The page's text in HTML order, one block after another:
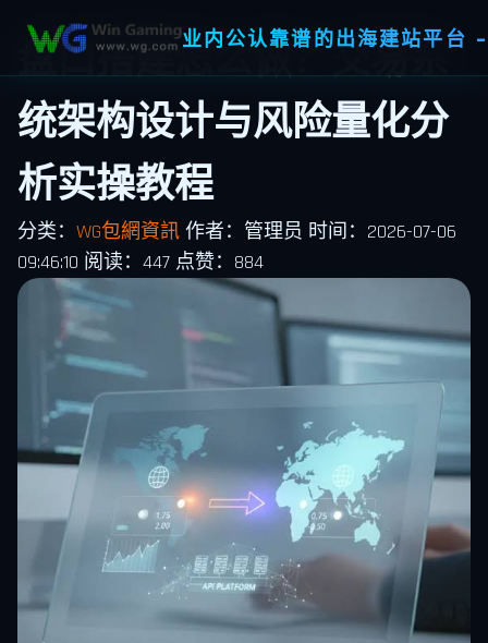
业内公认靠谱的出海建站平
盘口搭建怎么做？交易系
统架构设计与风险量化分
析实操教程
分类： WG包網資訊 作者：管理员 时间：2026-07-06
09:46:10 阅读：447 点赞：884